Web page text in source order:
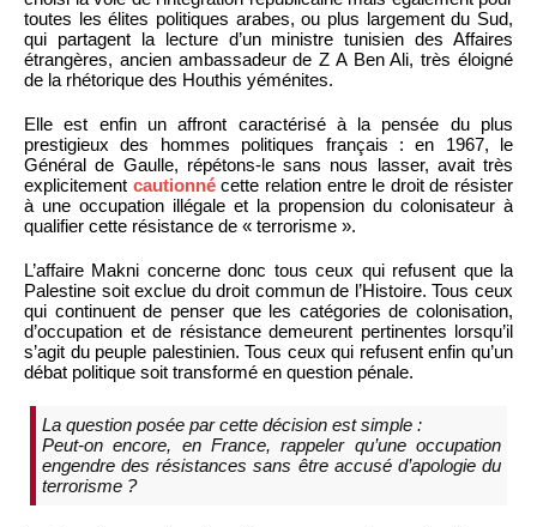
toutes les élites politiques arabes, ou plus largement du Sud,
qui partagent la lecture d’un ministre tunisien des Affaires
étrangères, ancien ambassadeur de Z A Ben Ali, très éloigné
de la rhétorique des Houthis yéménites.
Elle est enfin un affront caractérisé à la pensée du plus
prestigieux des hommes politiques français : en 1967, le
Général de Gaulle, répétons-le sans nous lasser, avait très
explicitement cautionnécette relation entre le droit de résister
à une occupation illégale et la propension du colonisateur à
qualifier cette résistance de « terrorisme ».
L’affaire Makni concerne donc tous ceux qui refusent que la
Palestine soit exclue du droit commun de l’Histoire. Tous ceux
qui continuent de penser que les catégories de colonisation,
d’occupation et de résistance demeurent pertinentes lorsqu’il
s’agit du peuple palestinien. Tous ceux qui refusent enfin qu’un
débat politique soit transformé en question pénale.
La question posée par cette décision est simple :
Peut-on encore, en France, rappeler qu’une occupation
engendre des résistances sans être accusé d’apologie du
terrorisme ?